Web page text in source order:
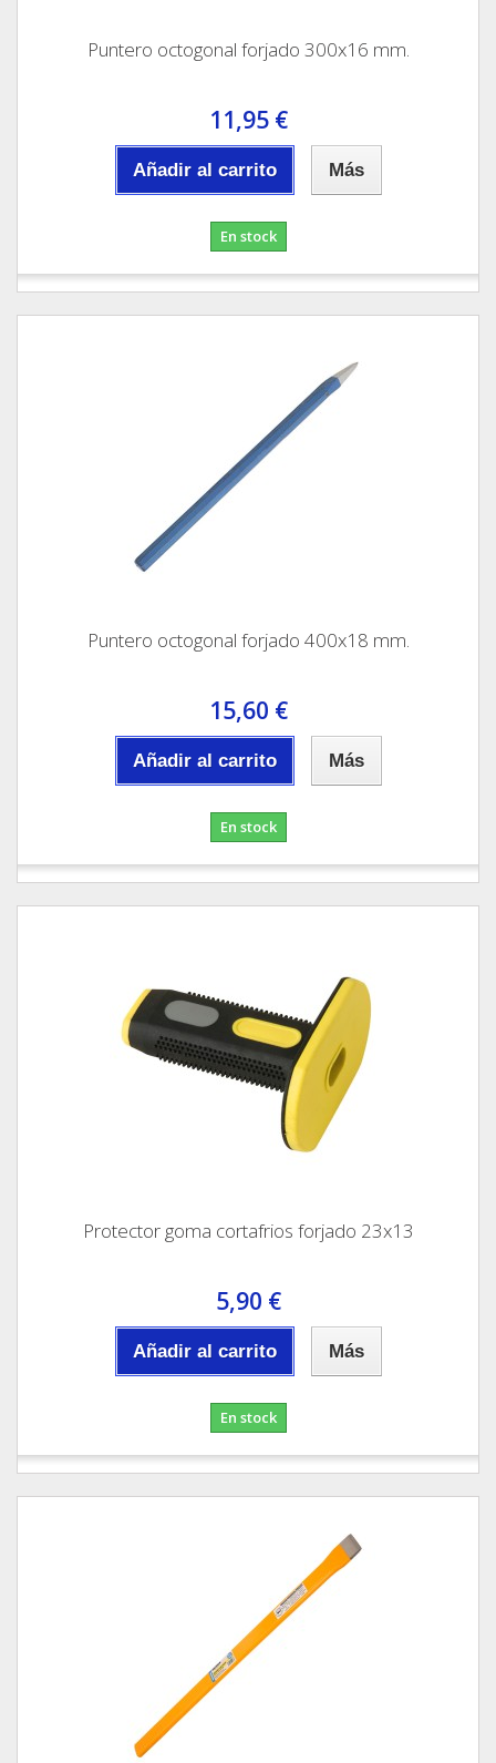
Puntero octogonal forjado 300x16 mm.
11,95 €
Añadir al carrito Más
En stock
Puntero octogonal forjado 400x18 mm.
15,60 €
Añadir al carrito Más
En stock
Protector goma cortafrios forjado 23x13
5,90 €
Añadir al carrito Más
En stock